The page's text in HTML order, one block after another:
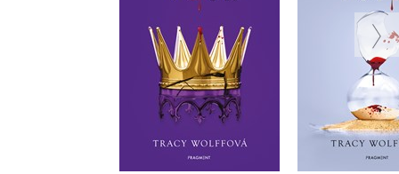
Tracy Wolffová
Do košíku
569 Kč
455 Kč
Do
455 Kč